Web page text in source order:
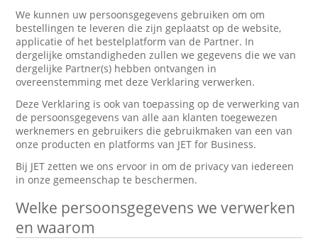
We kunnen uw persoonsgegevens gebruiken om om
bestellingen te leveren die zijn geplaatst op de website,
applicatie of het bestelplatform van de Partner. In
dergelijke omstandigheden zullen we gegevens die we van
dergelijke Partner(s) hebben ontvangen in
overeenstemming met deze Verklaring verwerken.
Deze Verklaring is ook van toepassing op de verwerking van
de persoonsgegevens van alle aan klanten toegewezen
werknemers en gebruikers die gebruikmaken van een van
onze producten en platforms van JET for Business.
Bij JET zetten we ons ervoor in om de privacy van iedereen
in onze gemeenschap te beschermen.
Welke persoonsgegevens we verwerken
en waarom